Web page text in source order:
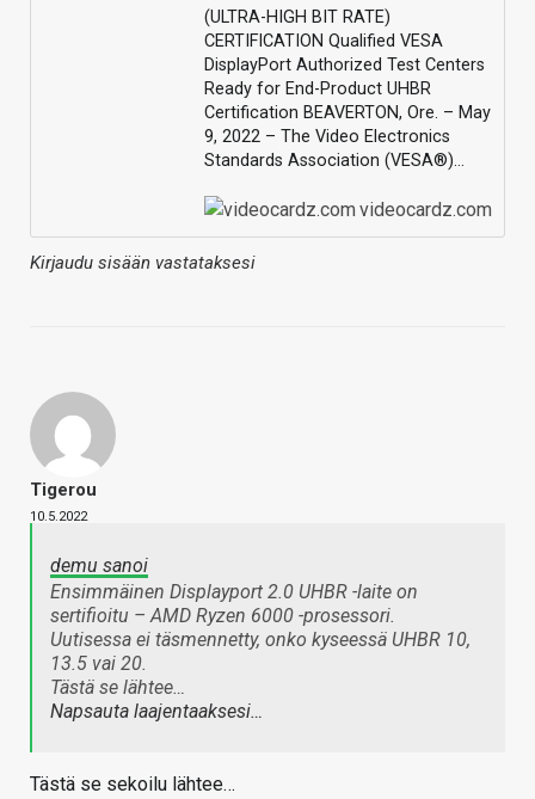
(ULTRA-HIGH BIT RATE)
CERTIFICATION Qualified VESA
DisplayPort Authorized Test Centers
Ready for End-Product UHBR
Certification BEAVERTON, Ore. – May
9, 2022 – The Video Electronics
Standards Association (VESA®)…
videocardz.com
Kirjaudu sisään vastataksesi
Tigerou
10.5.2022
demu sanoi
Ensimmäinen Displayport 2.0 UHBR -laite on
sertifioitu – AMD Ryzen 6000 -prosessori.
Uutisessa ei täsmennetty, onko kyseessä UHBR 10,
13.5 vai 20.
Tästä se lähtee…
Napsauta laajentaaksesi…
Tästä se sekoilu lähtee…